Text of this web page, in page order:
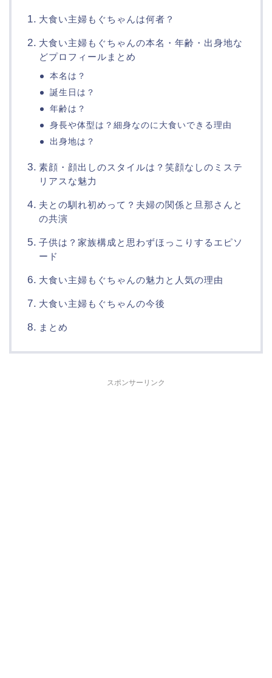
大食い主婦もぐちゃんは何者？
大食い主婦もぐちゃんの本名・年齢・出身地な
どプロフィールまとめ
本名は？
誕生日は？
年齢は？
身長や体型は？細身なのに大食いできる理由
出身地は？
素顔・顔出しのスタイルは？笑顔なしのミステ
リアスな魅力
夫との馴れ初めって？夫婦の関係と旦那さんと
の共演
子供は？家族構成と思わずほっこりするエピソ
ード
大食い主婦もぐちゃんの魅力と人気の理由
大食い主婦もぐちゃんの今後
まとめ
スポンサーリンク